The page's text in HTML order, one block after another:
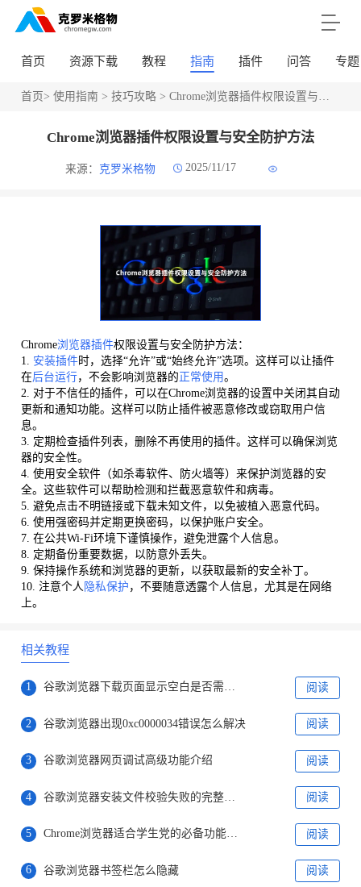
首页 资源下载 教程 指南 插件 问答 专题
首页> 使用指南 > 技巧攻略> Chrome浏览器插件权限设置与安全防护方法
Chrome浏览器插件权限设置与安全防护方法
来源： 克罗米格物 2025/11/17
Chrome浏览器插件权限设置与安全防护方法：
1. 安装插件时，选择“允许”或“始终允许”选项。这样可以让插件
在后台运行，不会影响浏览器的正常使用。
2. 对于不信任的插件，可以在Chrome浏览器的设置中关闭其自动
更新和通知功能。这样可以防止插件被恶意修改或窃取用户信
息。
3. 定期检查插件列表，删除不再使用的插件。这样可以确保浏览
器的安全性。
4. 使用安全软件（如杀毒软件、防火墙等）来保护浏览器的安
全。这些软件可以帮助检测和拦截恶意软件和病毒。
5. 避免点击不明链接或下载未知文件，以免被植入恶意代码。
6. 使用强密码并定期更换密码，以保护账户安全。
7. 在公共Wi-Fi环境下谨慎操作，避免泄露个人信息。
8. 定期备份重要数据，以防意外丢失。
9. 保持操作系统和浏览器的更新，以获取最新的安全补丁。
10. 注意个人 隐私保护 ，不要随意透露个人信息，尤其是在网络
上。
相关教程
1 谷歌浏览器下载页面显示空白是否需更换浏览器内核 阅读
2 谷歌浏览器出现0xc0000034错误怎么解决 阅读
3 谷歌浏览器网页调试高级功能介绍 阅读
4 谷歌浏览器安装文件校验失败的完整排查流程 阅读
5 Chrome浏览器适合学生党的必备功能集合 阅读
6 谷歌浏览器书签栏怎么隐藏 阅读